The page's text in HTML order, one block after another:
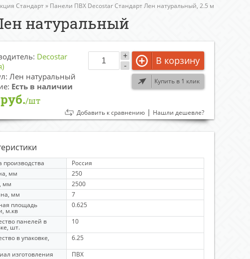
Стандарт» Панели ПВХ Decostar Стандарт Лен натуральный, 2.5 м
натуральный
Decostar
Лен натуральный
Есть в наличии
/шт
-
+ В корзину
Купить в 1 клик
Добавить к сравнению | Нашли дешевле?
производства
Россия
мм
250
мм
2500
мм
7
площадь
м.кв
0.625
панелей в
шт.
10
в упаковке,
6.25
изготовления
ПВХ